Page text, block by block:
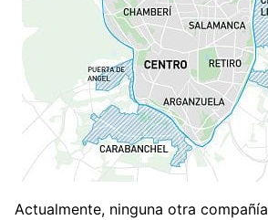
Actualmente, ninguna otra compañía